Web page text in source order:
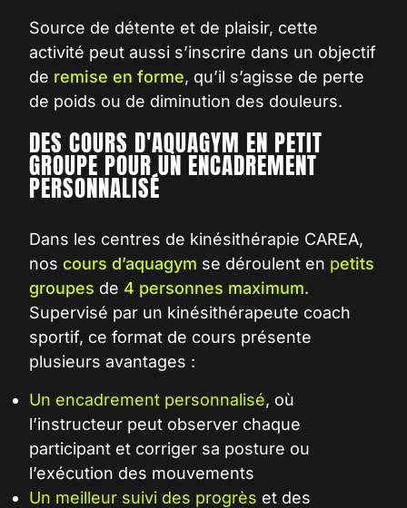
Source de détente et de plaisir, cette
activité peut aussi s’inscrire dans un objectif
de remise en forme, qu’il s’agisse de perte
de poids ou de diminution des douleurs.
DES COURS D'AQUAGYM EN PETIT
GROUPE POUR UN ENCADREMENT
PERSONNALISÉ
Dans les centres de kinésithérapie CAREA,
noscours d’aquagym se déroulent en petits
groupes de 4 personnes maximum.
Supervisé par un kinésithérapeute coach
sportif, ce format de cours présente
plusieurs avantages :
Un encadrement personnalisé, où
l’instructeur peut observer chaque
participant et corriger sa posture ou
l’exécution des mouvements
Un meilleur suivi des progrès et des